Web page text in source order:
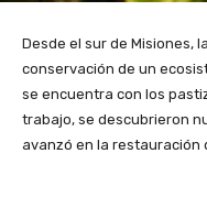
Desde el sur de Misiones,
conservación de un
se encuentra con los
trabajo, se descubrieron
avanzó en la restauración